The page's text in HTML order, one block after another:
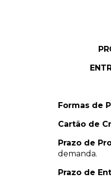
Formas de
Cartão de
Prazo de
demanda.
Prazo de